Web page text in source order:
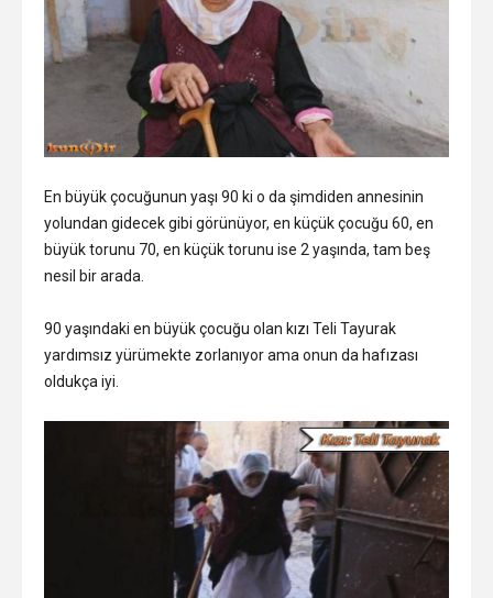
En büyük çocuğunun yaşı 90 ki o da şimdiden annesinin
yolundan gidecek gibi görünüyor, en küçük çocuğu 60, en
büyük torunu 70, en küçük torunu ise 2 yaşında, tam beş
nesil bir arada.
90 yaşındaki en büyük çocuğu olan kızı Teli Tayurak
yardımsız yürümekte zorlanıyor ama onun da hafızası
oldukça iyi.